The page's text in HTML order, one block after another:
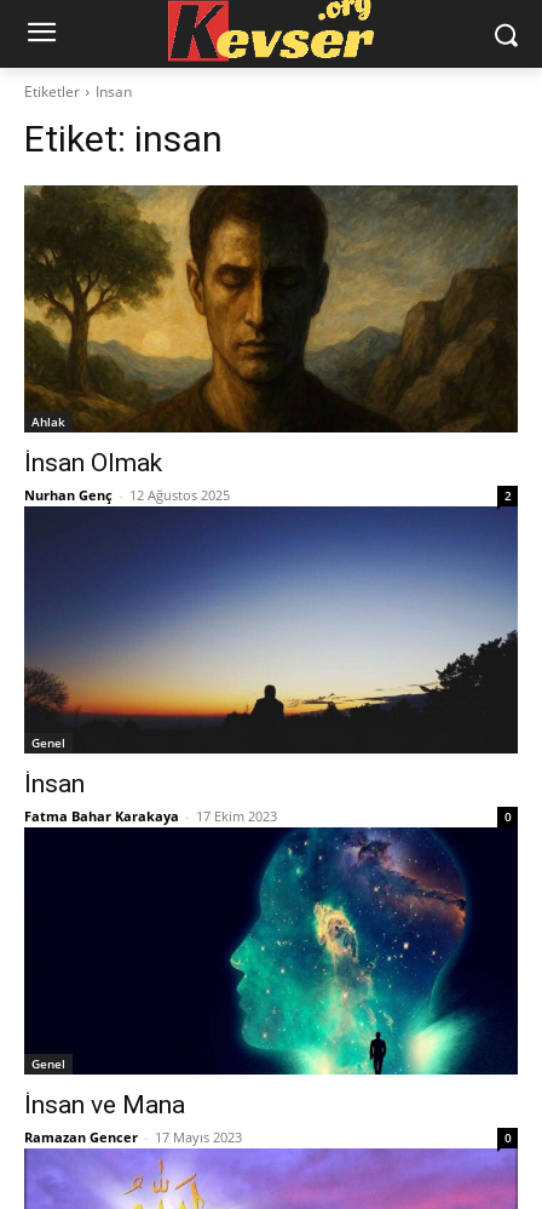
Etiketler Insan
Etiket: insan
Ahlak
İnsan Olmak
Nurhan Genç - 12 Ağustos 2025 2
Genel
İnsan
Fatma Bahar Karakaya - 17 Ekim 2023 0
Genel
İnsan ve Mana
Ramazan Gencer - 17 Mayıs 2023 0